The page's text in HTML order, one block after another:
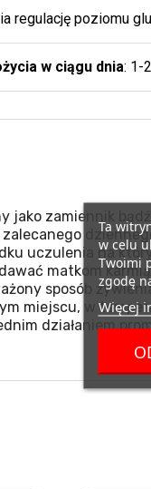
regulację poziomu
w ciągu dnia: 1-
jako zamiennik
uczulenia na
matkom
sposób
miejscu, w
działaniem
Ta
w celu
Twoimi
zgodę
Więcej